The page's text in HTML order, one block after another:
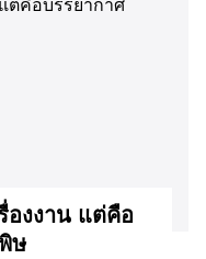
องงาน แต่คือ
ษ